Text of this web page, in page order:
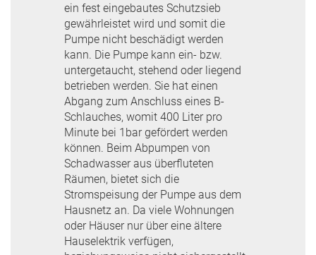
ein fest eingebautes Schutzsieb
gewährleistet wird und somit die
Pumpe nicht beschädigt werden
kann. Die Pumpe kann ein- bzw.
untergetaucht, stehend oder liegend
betrieben werden. Sie hat einen
Abgang zum Anschluss eines B-
Schlauches, womit 400 Liter pro
Minute bei 1bar gefördert werden
können. Beim Abpumpen von
Schadwasser aus überfluteten
Räumen, bietet sich die
Stromspeisung der Pumpe aus dem
Hausnetz an. Da viele Wohnungen
oder Häuser nur über eine ältere
Hauselektrik verfügen,